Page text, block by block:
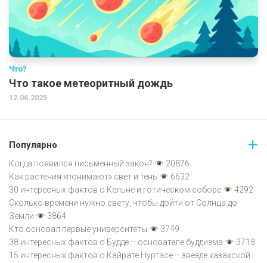
Что?
Что такое метеоритный дождь
12.06.2025
Популярно
Когда появился письменный закон?
20876
Как растения «понимают» свет и тень
6632
30 интересных фактов о Кельне и готическом соборе
4292
Сколько времени нужно свету, чтобы дойти от Солнца до
Земли
3864
Кто основал первые университеты
3749
38 интересных фактов о Будде – основателе буддизма
3718
15 интересных фактов о Кайрате Нуртасе – звезде казахской